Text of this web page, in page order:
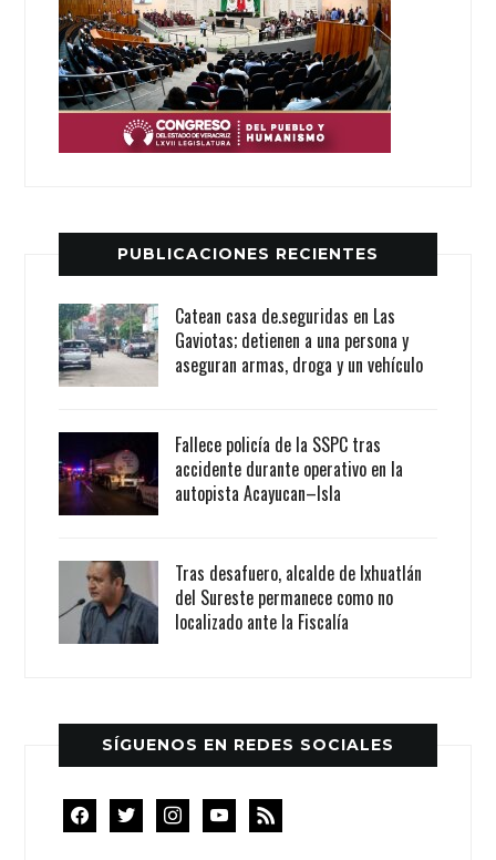
PUBLICACIONES RECIENTES
Catean casa de.seguridas en Las
Gaviotas; detienen a una persona y
aseguran armas, droga y un vehículo
Fallece policía de la SSPC tras
accidente durante operativo en la
autopista Acayucan–Isla
Tras desafuero, alcalde de Ixhuatlán
del Sureste permanece como no
localizado ante la Fiscalía
SÍGUENOS EN REDES SOCIALES
facebooktwitterinstagramyoutube
rss